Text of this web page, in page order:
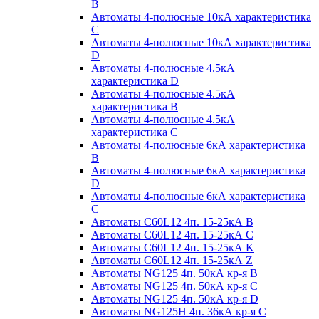
B
Автоматы 4-полюсные 10кА характеристика
C
Автоматы 4-полюсные 10кА характеристика
D
Автоматы 4-полюсные 4.5кА
характеристика D
Автоматы 4-полюсные 4.5кА
характеристика В
Автоматы 4-полюсные 4.5кА
характеристика С
Автоматы 4-полюсные 6кА характеристика
B
Автоматы 4-полюсные 6кА характеристика
D
Автоматы 4-полюсные 6кА характеристика
С
Автоматы C60L12 4п. 15-25кА B
Автоматы C60L12 4п. 15-25кА C
Автоматы C60L12 4п. 15-25кА K
Автоматы C60L12 4п. 15-25кА Z
Автоматы NG125 4п. 50кА кр-я B
Автоматы NG125 4п. 50кА кр-я C
Автоматы NG125 4п. 50кА кр-я D
Автоматы NG125H 4п. 36кА кр-я C